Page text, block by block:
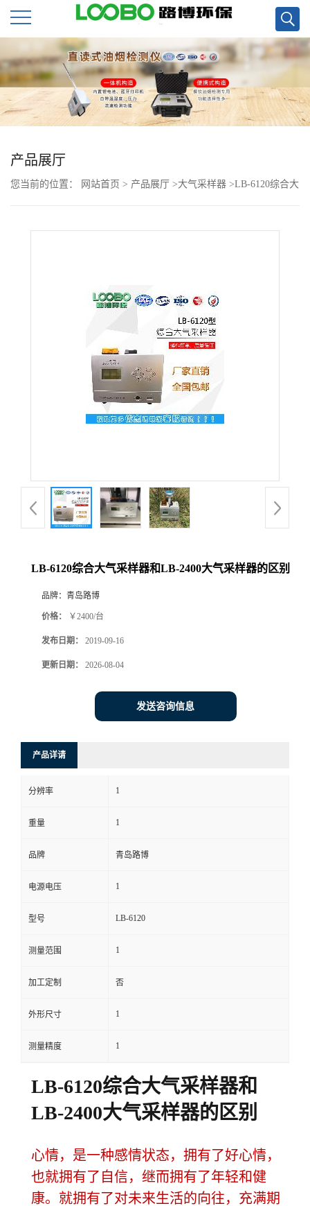
公
司
首
页
公
品
厅
系
方
式
在
线
产品展厅
您当前的位置： 网站首页 > 产品展厅 >大气采样器 >LB-6120综合大
LB-6120综合大气采样器和LB-2400大气采样器的区别
品牌： 青岛路博
价格： ￥2400/台
发布日期： 2019-09-16
更新日期： 2026-08-04
发送咨询信息
产品详请
分辨率 1
重量 1
品牌 青岛路博
电源电压 1
型号 LB-6120
测量范围 1
加工定制 否
外形尺寸 1
测量精度 1
LB-6120综合大气采样器和
LB-2400大气采样器的区别
心情，是一种感情状态，拥有了好心情，
也就拥有了自信，继而拥有了年轻和健
康。就拥有了对未来生活的向往，充满期